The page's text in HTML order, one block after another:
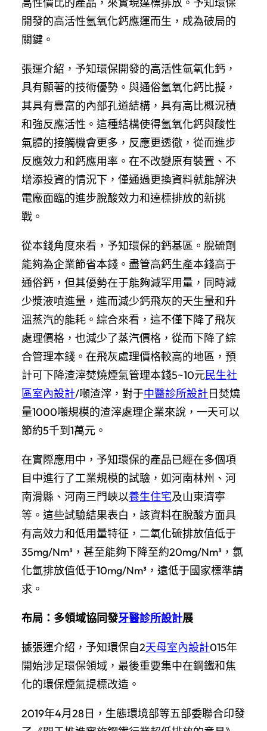
開發的高活性氫氧化鈣應運而生，成為破局的
關鍵。
張運介紹，予知環保開發的高活性氫氧化鈣，
具有顯著的技術優勢。與通俗氫氧化鈣比擬，
其具有豐富的內部孔道結構，具有高比概況積
和強反應活性。這種結構使得氫氧化鈣與酸性
氣體的接觸機會更多，反應更透徹，從而進步
反應效力和鈣應用率。在不改變原有裝置、不
增添投資的情況下，僅通過更換資料就能解決
電廠面臨的進步脫酸效力和達標排放的新挑
戰。
從本錢角度來看，予知環保的鈣基區。脫硫劑
能夠為企業節省本錢。盡管高鈣生產本錢高于
通俗鈣，但其優勢在于能夠減罕用量，同時減
少漿液噴進量，進而減少鈣飛灰的天生量和升
溫蒸汽的能耗。綜合來看，這不僅下降了飛灰
處理價格，也減少了蒸汽價格，從而下降了綜
合管理本錢。在飛灰處理價格較高的地區，預
計可下降渣滓焚燒煙氣管理本錢5~10元民生社
區室內設計/噸渣滓，對于中醫診所設計日焚燒
量1000噸規模的渣滓處理企業來說，一天可以
節約5千到1萬元。
在實際應用中，予知環保的產品已經在多個項
目中進行了工業規模的試驗，如河南林州、河
南滑縣、河南三門峽以養生住宅及山東濟寧
等。這些試驗結果表白，該資料在脫酸方面具
有高效力和低用量特征，二氧化硫排放值低于
35mg/Nm³，甚至能夠下降至約20mg/Nm³，氯
化氫排放值低于10mg/Nm³，遠低于國家標準請
求。
布局：多領域協同發牙醫診所設計展
據張運介紹，予知環保自2天母室內設計015年
開始涉足環保領域，最後重要集中在鋼鐵和焦
化的環保煙氣提標改造。
2019年4月28日，生態環境部等五部委聯合印發